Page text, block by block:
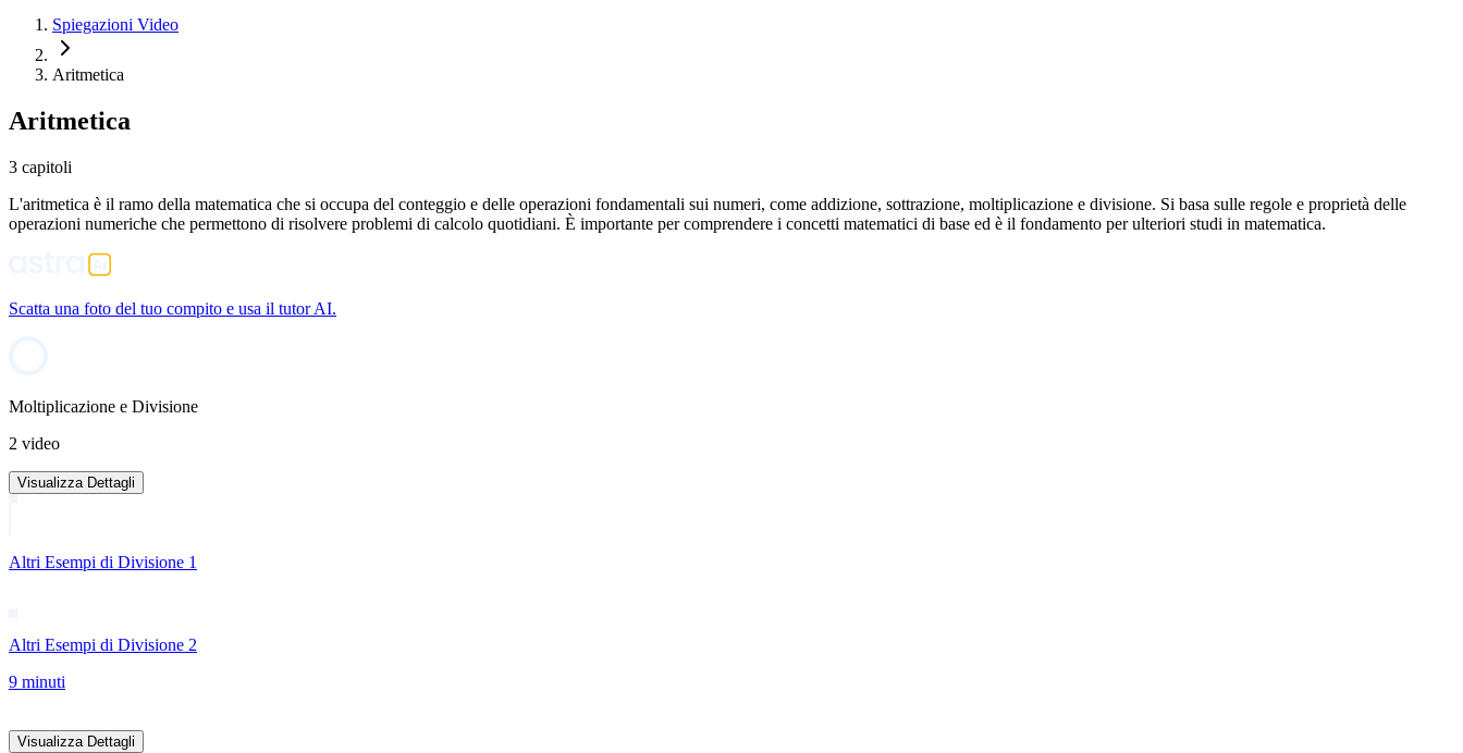
Spiegazioni Video
Aritmetica
Aritmetica
3 capitoli
L'aritmetica è il ramo della matematica che si occupa del conteggio e delle operazioni fondamentali sui numeri, come addizione, sottrazione, moltiplicazione e divisione. Si basa sulle regole e proprietà delle
operazioni numeriche che permettono di risolvere problemi di calcolo quotidiani. È importante per comprendere i concetti matematici di base ed è il fondamento per ulteriori studi in matematica.
Scatta una foto del tuo compito e usa il tutor AI.
Moltiplicazione e Divisione
2 video
Visualizza Dettagli
Altri Esempi di Divisione 1
Altri Esempi di Divisione 2
9 minuti
Visualizza Dettagli